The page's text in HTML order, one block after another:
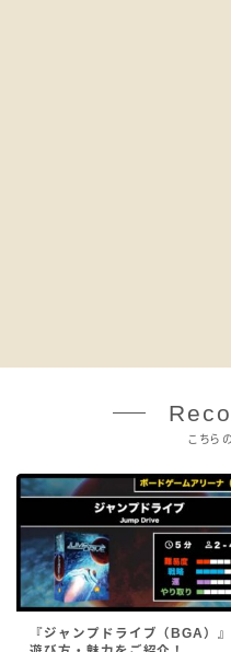
こちら
『ジャンプドライブ（BGA）